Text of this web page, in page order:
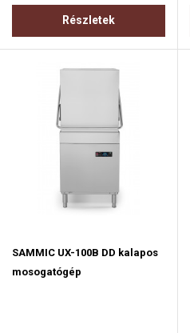
Részletek
SAMMIC UX-100B DD kalapos
mosogatógép